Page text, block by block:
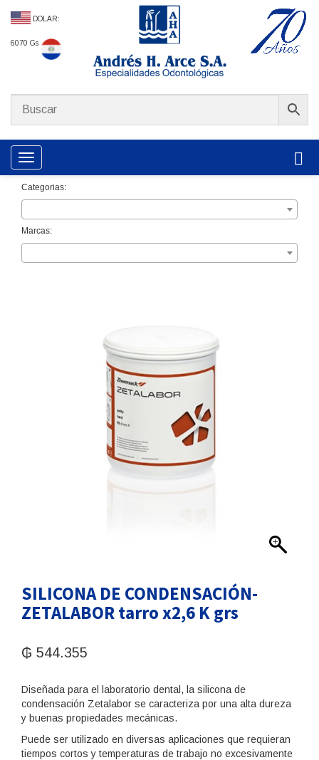
DOLAR:
6070 Gs
Toggle navigation
Categorias:
Marcas:
SILICONA DE CONDENSACIÓN-
ZETALABOR tarro x2,6 K grs
₲ 544.355
Diseñada para el laboratorio dental, la silicona de
condensación Zetalabor se caracteriza por una alta dureza
y buenas propiedades mecánicas.
Puede ser utilizado en diversas aplicaciones que requieran
tiempos cortos y temperaturas de trabajo no excesivamente